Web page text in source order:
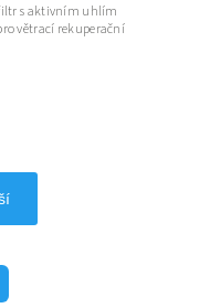
filtr s aktivním uhlím
větrací rekuperační